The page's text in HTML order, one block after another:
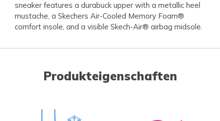
sneaker features a durabuck upper with a metallic heel
mustache, a Skechers Air-Cooled Memory Foam®
comfort insole, and a visible Skech-Air® airbag midsole.
Produkteigenschaften